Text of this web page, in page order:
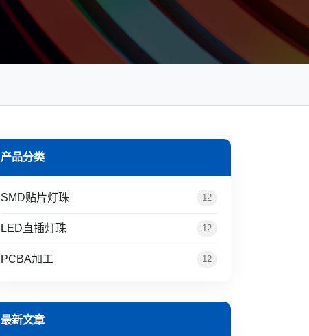
产品分类
SMD贴片灯珠 12
LED直插灯珠 12
PCBA加工 12
最新文章